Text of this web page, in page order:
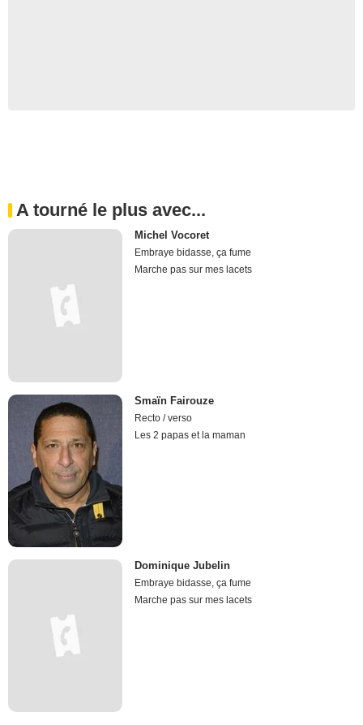
A tourné le plus avec...
Michel Vocoret
Embraye bidasse, ça fume
Marche pas sur mes lacets
Smaïn Fairouze
Recto / verso
Les 2 papas et la maman
Dominique Jubelin
Embraye bidasse, ça fume
Marche pas sur mes lacets